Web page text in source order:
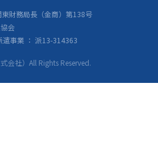
財務局長（金商）第138号
会
事業 ： 派13-314363
会社）All Rights Reserved.